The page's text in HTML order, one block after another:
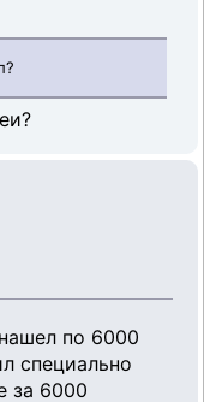
по 6000
специально
за 6000